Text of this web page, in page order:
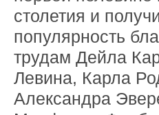
столетия и
популярность
трудам Дейла
Левина, Карла
Александра